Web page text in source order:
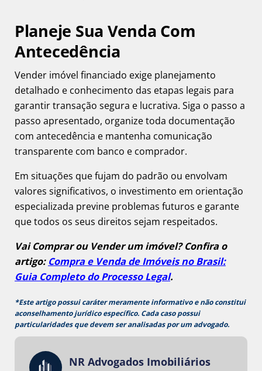
Planeje Sua Venda Com
Antecedência
Vender imóvel financiado exige planejamento
detalhado e conhecimento das etapas legais para
garantir transação segura e lucrativa. Siga o passo a
passo apresentado, organize toda documentação
com antecedência e mantenha comunicação
transparente com banco e comprador.
Em situações que fujam do padrão ou envolvam
valores significativos, o investimento em orientação
especializada previne problemas futuros e garante
que todos os seus direitos sejam respeitados.
Vai Comprar ou Vender um imóvel? Confira o
artigo: Compra e Venda de Imóveis no Brasil:
Guia Completo do Processo Legal.
*Este artigo possui caráter meramente informativo e não constitui
aconselhamento jurídico específico. Cada caso possui
particularidades que devem ser analisadas por um advogado.
NR Advogados Imobiliários